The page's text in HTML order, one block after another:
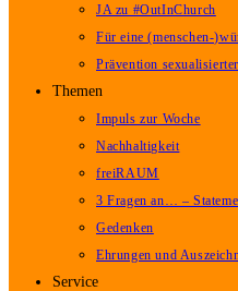
JA zu #OutInChurch
Für eine (menschen-
Prävention
Themen
Impuls zur Woche
Nachhaltigkeit
freiRAUM
3 Fragen an… –
Gedenken
Ehrungen und
Service